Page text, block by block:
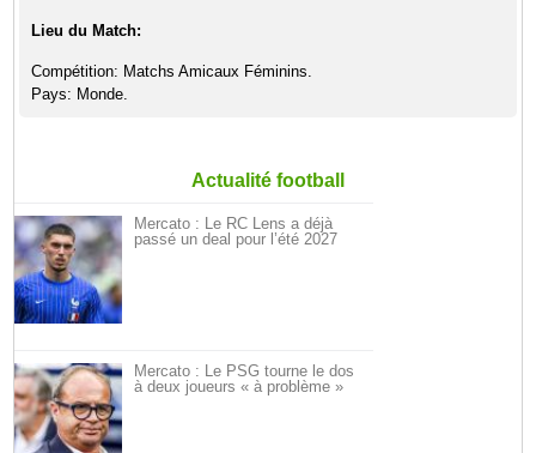
Lieu du Match:
Compétition: Matchs Amicaux Féminins.
Pays: Monde.
Actualité football
Mercato : Le RC Lens a déjà
passé un deal pour l’été 2027
Mercato : Le PSG tourne le dos
à deux joueurs « à problème »